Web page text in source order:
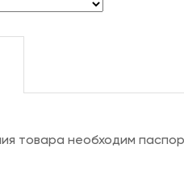
товара необходим